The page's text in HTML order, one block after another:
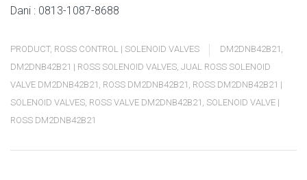
Dani : 0813-1087-8688
PRODUCT, ROSS CONTROL | SOLENOID VALVES DM2DNB42B21 ,
DM2DNB42B21 | ROSS SOLENOID VALVES, JUAL ROSS SOLENOID
VALVE DM2DNB42B21 , ROSS DM2DNB42B21 , ROSS DM2DNB42B21 |
SOLENOID VALVES, ROSS VALVE DM2DNB42B21 , SOLENOID VALVE |
ROSS DM2DNB42B21